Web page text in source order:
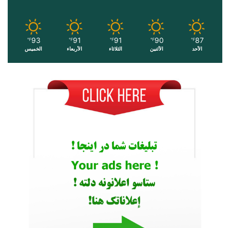
87
℉
الأحد
90
℉
الأثنين
91
℉
الثلاثاء
91
℉
الأربعاء
93
℉
الخميس